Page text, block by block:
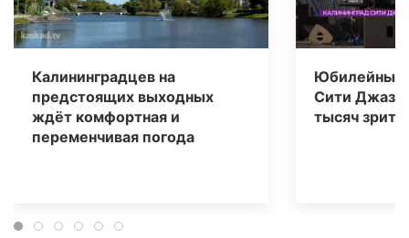
Калининградцев на
предстоящих выходных
ждёт комфортная и
переменчивая погода
Юбилейный
Сити Джаз»
тысяч